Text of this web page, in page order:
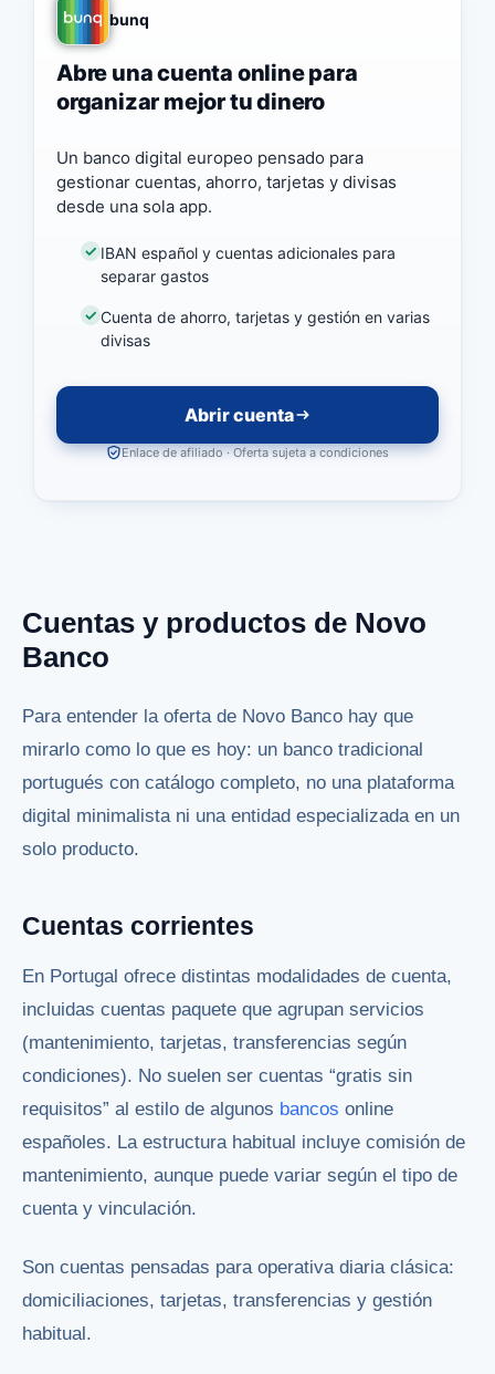
bunq
Abre una cuenta online para
organizar mejor tu dinero
Un banco digital europeo pensado para
gestionar cuentas, ahorro, tarjetas y divisas
desde una sola app.
IBAN español y cuentas adicionales para
separar gastos
Cuenta de ahorro, tarjetas y gestión en varias
divisas
Abrir cuenta
Enlace de afiliado · Oferta sujeta a condiciones
Cuentas y productos de Novo
Banco
Para entender la oferta de Novo Banco hay que
mirarlo como lo que es hoy: un banco tradicional
portugués con catálogo completo, no una plataforma
digital minimalista ni una entidad especializada en un
solo producto.
Cuentas corrientes
En Portugal ofrece distintas modalidades de cuenta,
incluidas cuentas paquete que agrupan servicios
(mantenimiento, tarjetas, transferencias según
condiciones). No suelen ser cuentas “gratis sin
requisitos” al estilo de algunos bancos online
españoles. La estructura habitual incluye comisión de
mantenimiento, aunque puede variar según el tipo de
cuenta y vinculación.
Son cuentas pensadas para operativa diaria clásica:
domiciliaciones, tarjetas, transferencias y gestión
habitual.